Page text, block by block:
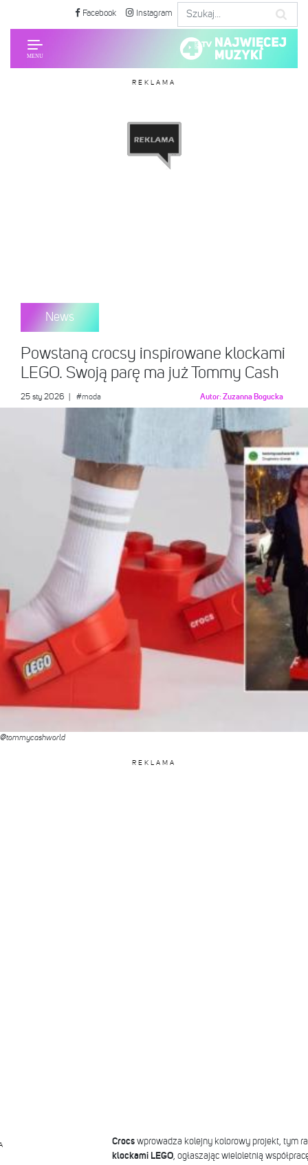
Facebook Instagram
REKLAMA
News
Powstaną crocsy inspirowane klockami
LEGO. Swoją parę ma już Tommy Cash
25 sty 2026 #moda Autor:Zuzanna Bogucka
REKLAMA
Crocswprowadza kolejny kolorowy projekt, tym
klockami LEGO, ogłaszając wieloletnią